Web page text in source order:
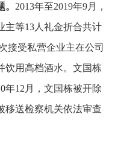
2013年至2019年9月，
主等13人礼金折合共计
接受私营企业主在公司
饮用高档酒水。文国栋
年12月，文国栋被开除
移送检察机关依法审查